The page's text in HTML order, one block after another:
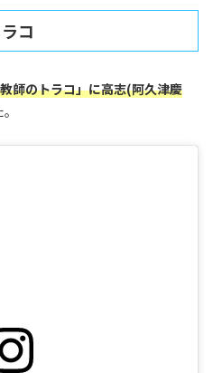
コ
師のトラコ」に高志(阿久津慶